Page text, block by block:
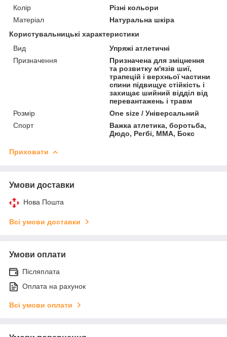
Колір
Різні кольори
Матеріал
Натуральна шкіра
Користувальницькі характеристики
Вид
Упряжі атлетичні
Призначення
Призначена для зміцнення
та розвитку м'язів шиї,
трапецій і верхньої частини
спини підвищує стійкість і
захищає шийний відділ від
перевантажень і травм
Розмір
One size / Універсальний
Спорт
Важка атлетика, боротьба,
Дюдо, Регбі, ММА, Бокс
Приховати
Умови доставки
Нова Пошта
Всі умови доставки
Умови оплати
Післяплата
Оплата на рахунок
Всі умови оплати